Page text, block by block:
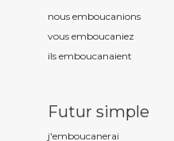
nous emboucanions
vous emboucaniez
ils emboucanaient
Futur simple
j'emboucanerai